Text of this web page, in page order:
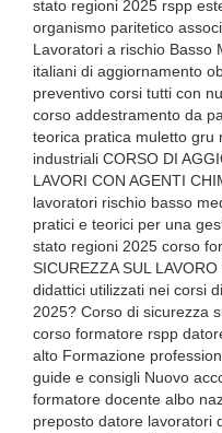
stato regioni 2025 rspp
organismo paritetico
Lavoratori a rischio Basso
italiani di aggiornamento
preventivo corsi tutti con
corso addestramento da
teorica pratica muletto gru
industriali CORSO DI
LAVORI CON AGENTI
lavoratori rischio basso
pratici e teorici per una
stato regioni 2025 corso
SICUREZZA SUL
didattici utilizzati nei corsi
2025? Corso di sicurezza
corso formatore rspp
alto Formazione
guide e consigli Nuovo
formatore docente albo
preposto datore lavoratori